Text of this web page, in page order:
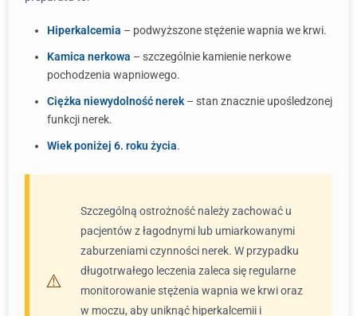
Hiperkalcemia – podwyższone stężenie wapnia we krwi.
Kamica nerkowa – szczególnie kamienie nerkowe
pochodzenia wapniowego.
Ciężka niewydolność nerek – stan znacznie upośledzonej
funkcji nerek.
Wiek poniżej 6. roku życia.
Szczególną ostrożność należy zachować u
pacjentów z łagodnymi lub umiarkowanymi
zaburzeniami czynności nerek. W przypadku
długotrwałego leczenia zaleca się regularne
monitorowanie stężenia wapnia we krwi oraz
w moczu, aby uniknąć hiperkalcemii i